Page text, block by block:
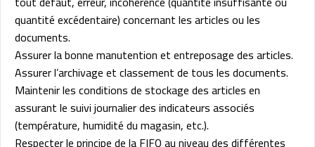
quantité excédentaire) concernant les articles ou les
documents.
Assurer la bonne manutention et entreposage des articles.
Assurer l’archivage et classement de tous les documents.
Maintenir les conditions de stockage des articles en
assurant le suivi journalier des indicateurs associés
(température, humidité du magasin, etc.).
Respecter le principe de la FIFO au niveau des différentes